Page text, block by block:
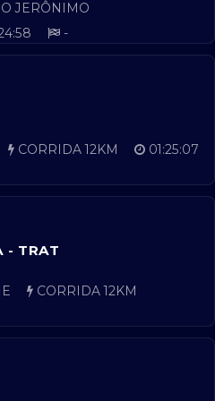
JERÔNIMO
-
CORRIDA 12KM
01:25:07
- TRAT
CORRIDA 12KM